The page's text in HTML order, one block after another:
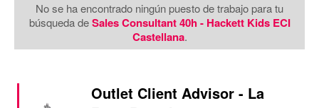
No se ha encontrado ningún puesto de trabajo para tu
búsqueda deSales Consultant 40h - Hackett Kids ECI
Castellana.
Outlet Client Advisor - La